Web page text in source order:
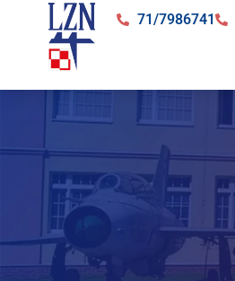
71/7986741